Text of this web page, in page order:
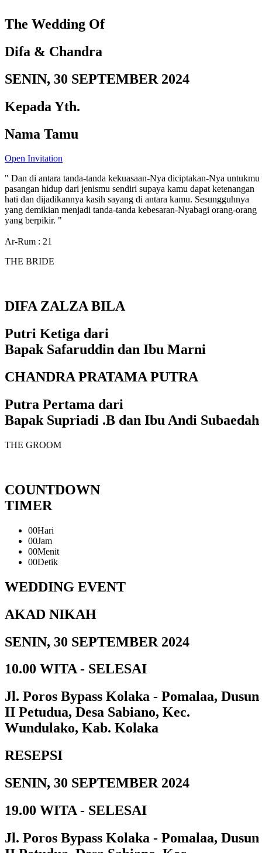
The Wedding Of
Difa & Chandra
SENIN, 30 SEPTEMBER 2024
Kepada Yth.
Nama Tamu
Open Invitation
" Dan di antara tanda-tanda kekuasaan-Nya diciptakan-Nya untukmu
pasangan hidup dari jenismu sendiri supaya kamu dapat ketenangan
hati dan dijadikannya kasih sayang di antara kamu. Sesungguhnya
yang demikian menjadi tanda-tanda kebesaran-Nyabagi orang-orang
yang berpikir. "
Ar-Rum : 21
THE BRIDE
DIFA ZALZA BILA
Putri Ketiga dari
Bapak Safaruddin dan Ibu Marni
CHANDRA PRATAMA PUTRA
Putra Pertama dari
Bapak Supriadi .B dan Ibu Andi Subaedah
THE GROOM
COUNTDOWN
TIMER
00Hari
00Jam
00Menit
00Detik
WEDDING EVENT
AKAD NIKAH
SENIN, 30 SEPTEMBER 2024
10.00 WITA - SELESAI
Jl. Poros Bypass Kolaka - Pomalaa, Dusun
II Petudua, Desa Sabiano, Kec.
Wundulako, Kab. Kolaka
RESEPSI
SENIN, 30 SEPTEMBER 2024
19.00 WITA - SELESAI
Jl. Poros Bypass Kolaka - Pomalaa, Dusun